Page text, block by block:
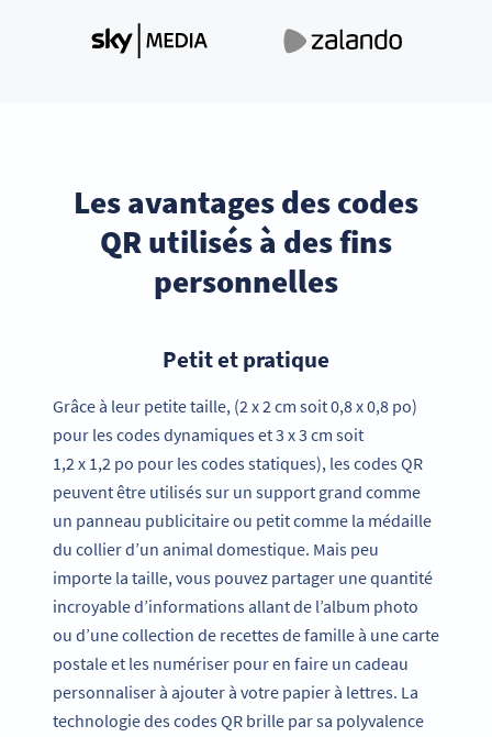
Les avantages des codes
QR utilisés à des fins
personnelles
Petit et pratique
Grâce à leur petite taille, (2 x 2 cm soit 0,8 x 0,8 po)
pour les codes dynamiques et 3 x 3 cm soit
1,2 x 1,2 po pour les codes statiques), les codes QR
peuvent être utilisés sur un support grand comme
un panneau publicitaire ou petit comme la médaille
du collier d’un animal domestique. Mais peu
importe la taille, vous pouvez partager une quantité
incroyable d’informations allant de l’album photo
ou d’une collection de recettes de famille à une carte
postale et les numériser pour en faire un cadeau
personnaliser à ajouter à votre papier à lettres. La
technologie des codes QR brille par sa polyvalence